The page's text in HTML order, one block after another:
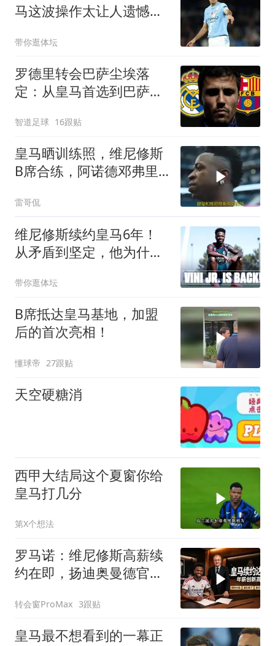
马这波操作太让人遗憾最
一桩转会，莫过于罗德里
从曼城“转投”巴萨
带你逛体坛
罗德里转会巴萨尘埃落
定：从皇马首选到巴萨，
智道足球 16跟贴
皇马晒训练照，维尼修斯
B席合练，阿诺德邓弗里
雷哥侃
维尼修斯续约皇马6年！
从矛盾到坚定，他为什么
带你逛体坛
B席抵达皇马基地，加盟
后的首次亮相！
懂球帝 27跟贴
天空硬糖消
西甲大结局这个夏窗你给
皇马打几分
第X个想法
罗马诺：维尼修斯高薪续
约在即，扬迪奥曼德官宣
转会窗ProMax 3跟贴
皇马最不想看到的一幕正